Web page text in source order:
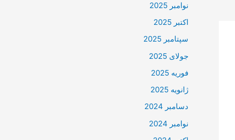
نوامبر 2025
اکتبر 2025
سپتامبر 2025
جولای 2025
فوریه 2025
ژانویه 2025
دسامبر 2024
نوامبر 2024